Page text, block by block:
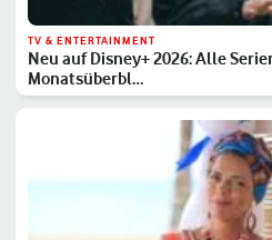
TV & ENTERTAINMENT
Neu auf Disney+ 2026: Alle
Monatsüberbl…